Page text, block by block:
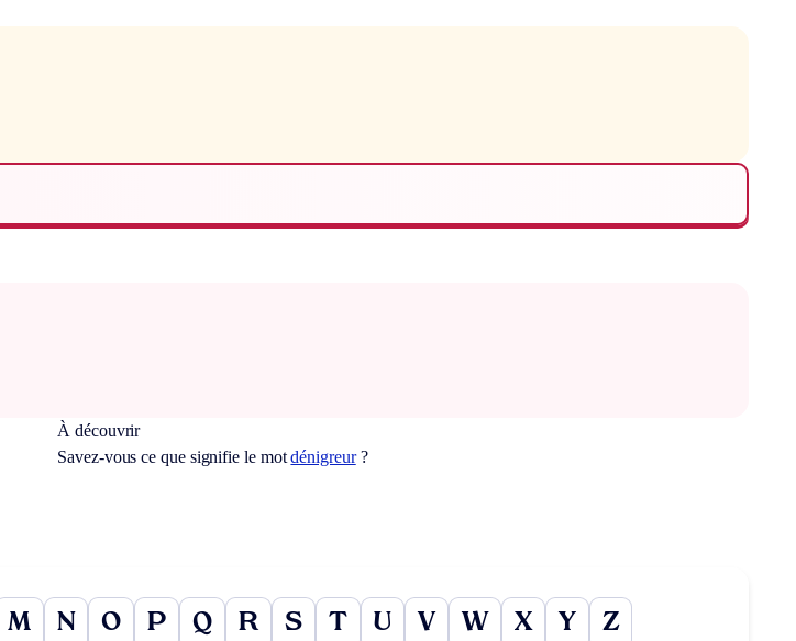
À découvrir
Savez-vous ce que signifie le motdénigreur?
M N O P Q R S T U V W X Y Z